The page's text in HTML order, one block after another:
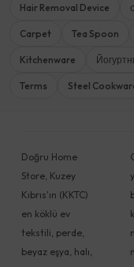
Hair Removal Device
Carpet Tea Spoon
Kitchenware
Terms Steel
Doğru Home
Store, Kuzey
Kıbrıs'ın (KKTC)
en köklü ev
tekstili, perde,
beyaz eşya, halı,